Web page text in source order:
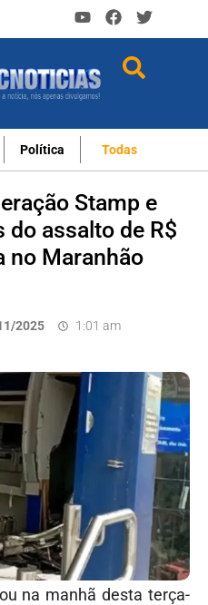
Política Todas
Stamp e
do assalto de R$
no Maranhão
2025 1:01 am
na manhã desta terça-